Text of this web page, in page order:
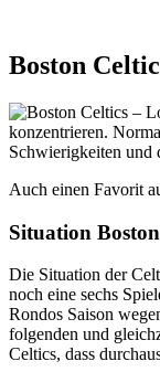
Boston
konzentrieren.
Schwierigkeiten und
Auch einen Favorit
Situation
Die Situation der
noch eine sechs
Rondos Saison
folgenden und
Celtics, dass